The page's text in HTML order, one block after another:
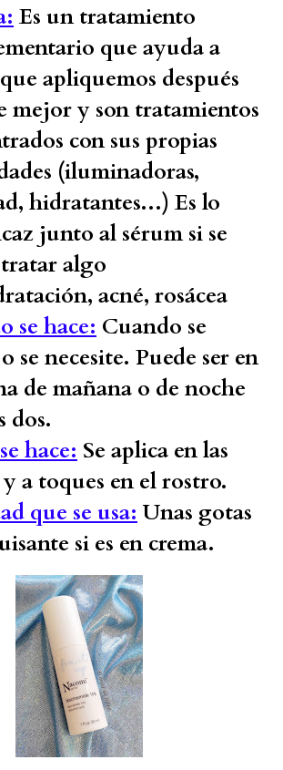
Es un tratamiento
que ayuda a
apliquemos después
mejor y son tratamientos
con sus propias
(iluminadoras,
hidratantes...) Es lo
junto al sérum si se
algo
acné, rosácea
se hace: Cuando se
se necesite. Puede ser en
de mañana o de noche
dos.
hace: Se aplica en las
a toques en el rostro.
que se usa: Unas gotas
si es en crema.